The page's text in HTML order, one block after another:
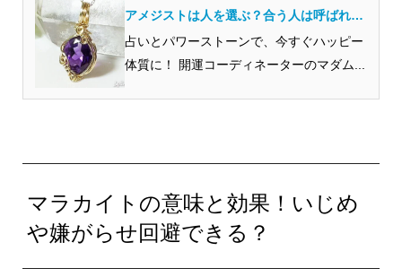
アメジストは人を選ぶ？合う人は呼ばれる
という噂の真相に迫る
占いとパワーストーンで、今すぐハッピー
体質に！ 開運コーディネーターのマダム...
マラカイトの意味と効果！いじめ
や嫌がらせ回避できる？